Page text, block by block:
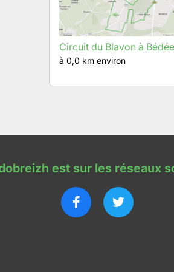
Circuit du Blavon à Bédée
à 0,0 km environ
est sur les réseaux